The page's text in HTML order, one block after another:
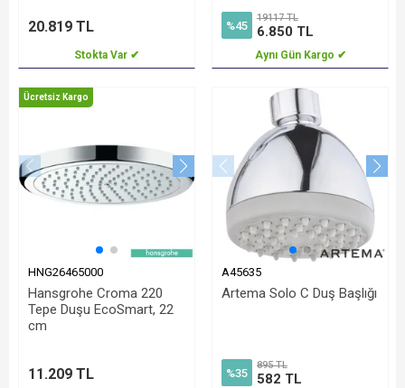
20.819 TL
Stokta Var ✔
%45
19117 TL
6.850 TL
Aynı Gün Kargo ✔
Ücretsiz Kargo
HNG26465000
Hansgrohe Croma 220
Tepe Duşu EcoSmart, 22
cm
11.209 TL
A45635
Artema Solo C Duş Başlığı
%35
895 TL
582 TL